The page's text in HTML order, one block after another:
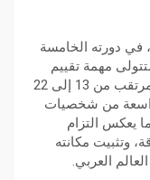
في دورته الخامسة
مهمة تقييم
أفلام المسابقات المتنوعة خلال الحدث المرتقب من 13 إلى 22
واسعة من شخصيات
يعكس التزام
وتثبيت مكانته
العربي.